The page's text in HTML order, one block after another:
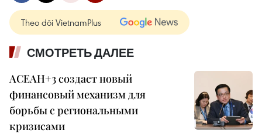
Theo dõi VietnamPlus
СМОТРЕТЬ ДАЛЕЕ
АСЕАН+3 создаст новый
финансовый механизм для
борьбы с региональными
кризисами